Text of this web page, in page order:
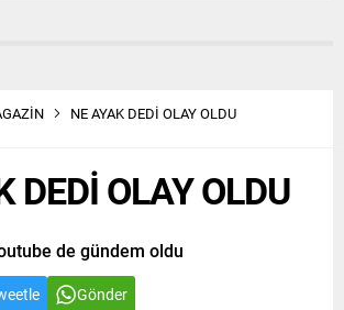
NE AYAK DEDİ OLAY OLDU
DEDİ OLAY OLDU
de gündem oldu
Gönder